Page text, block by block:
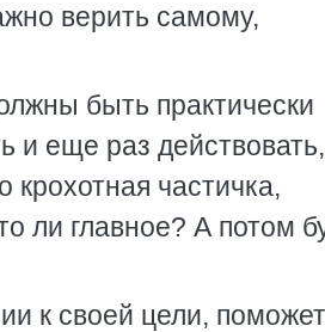
верить самому,
быть практически
и еще раз действовать,
крохотная частичка,
ли главное? А потом
к своей цели, поможет